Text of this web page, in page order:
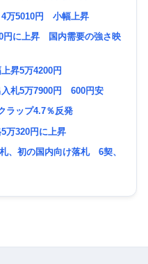
5010円 小幅上昇
円に上昇 国内需要の強さ映
昇5万4200円
札5万7900円 600円安
ラップ4.7％反発
万320円に上昇
、初の国内向け落札 6契、